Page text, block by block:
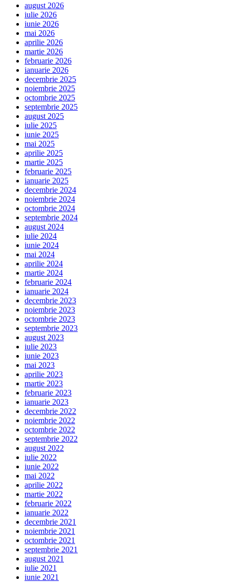
august 2026
iulie 2026
iunie 2026
mai 2026
aprilie 2026
martie 2026
februarie 2026
ianuarie 2026
decembrie 2025
noiembrie 2025
octombrie 2025
septembrie 2025
august 2025
iulie 2025
iunie 2025
mai 2025
aprilie 2025
martie 2025
februarie 2025
ianuarie 2025
decembrie 2024
noiembrie 2024
octombrie 2024
septembrie 2024
august 2024
iulie 2024
iunie 2024
mai 2024
aprilie 2024
martie 2024
februarie 2024
ianuarie 2024
decembrie 2023
noiembrie 2023
octombrie 2023
septembrie 2023
august 2023
iulie 2023
iunie 2023
mai 2023
aprilie 2023
martie 2023
februarie 2023
ianuarie 2023
decembrie 2022
noiembrie 2022
octombrie 2022
septembrie 2022
august 2022
iulie 2022
iunie 2022
mai 2022
aprilie 2022
martie 2022
februarie 2022
ianuarie 2022
decembrie 2021
noiembrie 2021
octombrie 2021
septembrie 2021
august 2021
iulie 2021
iunie 2021